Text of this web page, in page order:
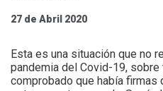
27 de Abril 2020
Esta es una situación que no
pandemia del Covid-19,
comprobado que había firmas